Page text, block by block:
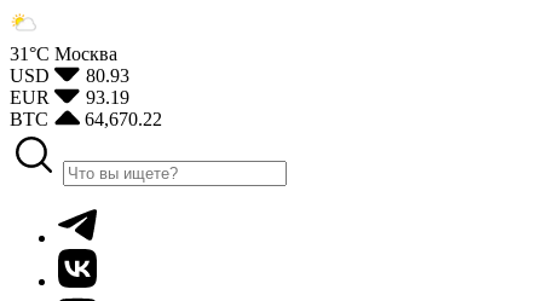
31°С Москва
USD
80.93
EUR
93.19
BTC
64,670.22